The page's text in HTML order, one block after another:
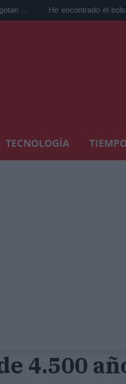
He encontrado el bolso de piel
TECNOLOGÍA TIEMPO
4.500